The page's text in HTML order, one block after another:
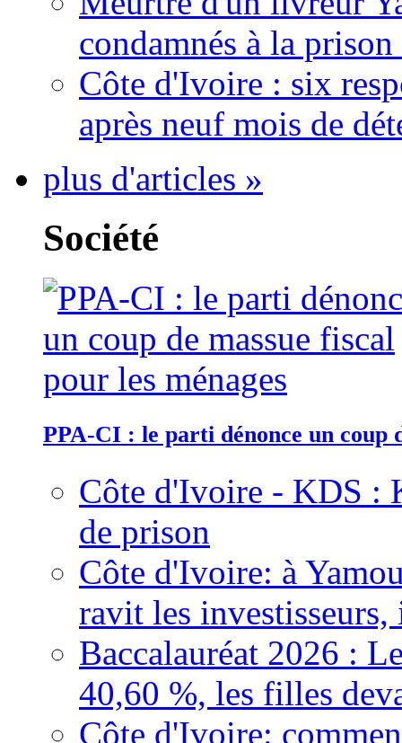
condamnés à la
Côte d'Ivoire : six
après neuf mois de
plus d'articles »
Société
PPA-CI : le parti dénonce un coup
Côte d'Ivoire - KDS :
de prison
Côte d'Ivoire: à
ravit les
Baccalauréat 2026 :
40,60 %, les filles
Côte d'Ivoire: